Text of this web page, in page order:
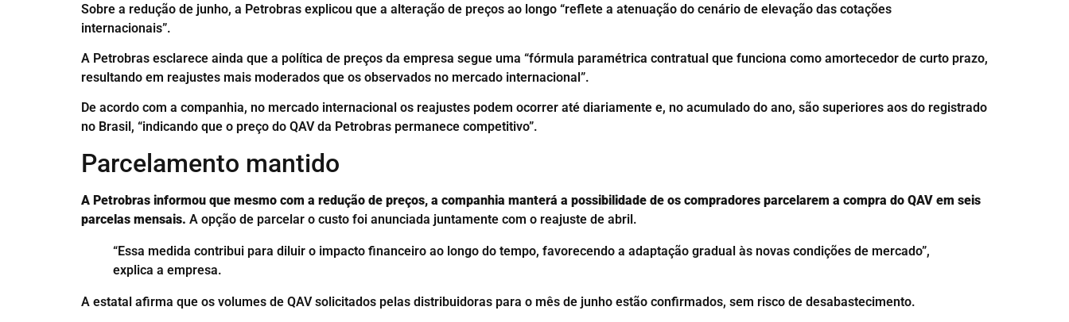
Sobre a redução de junho, a Petrobras explicou que a alteração de preços ao longo “reflete a atenuação do cenário de elevação das cotações
internacionais”.
A Petrobras esclarece ainda que a política de preços da empresa segue uma “fórmula paramétrica contratual que funciona como amortecedor de curto prazo,
resultando em reajustes mais moderados que os observados no mercado internacional”.
De acordo com a companhia, no mercado internacional os reajustes podem ocorrer até diariamente e, no acumulado do ano, são superiores aos do registrado
no Brasil, “indicando que o preço do QAV da Petrobras permanece competitivo”.
Parcelamento mantido
A Petrobras informou que mesmo com a redução de preços, a companhia manterá a possibilidade de os compradores parcelarem a compra do QAV em seis
parcelas mensais. A opção de parcelar o custo foi anunciada juntamente com o reajuste de abril.
“Essa medida contribui para diluir o impacto financeiro ao longo do tempo, favorecendo a adaptação gradual às novas condições de mercado”,
explica a empresa.
A estatal afirma que os volumes de QAV solicitados pelas distribuidoras para o mês de junho estão confirmados, sem risco de desabastecimento.